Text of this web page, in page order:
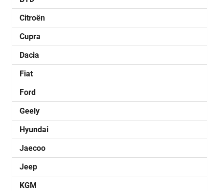
Citroën
Cupra
Dacia
Fiat
Ford
Geely
Hyundai
Jaecoo
Jeep
KGM